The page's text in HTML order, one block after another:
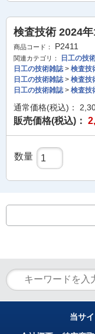
検査技術 2024
商品コード： P2411
関連カテゴリ：
日工の技
日工の技術雑誌> 検査技
日工の技術雑誌> 検査技
日工の技術雑誌> 検査技
通常価格(税込)：
販売価格(税込)：
数量
当サ